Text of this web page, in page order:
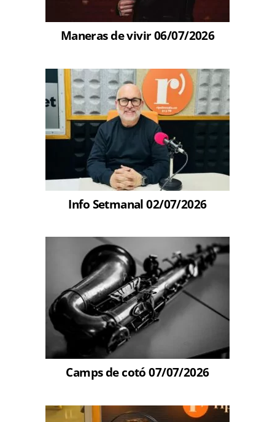
Maneras de vivir 06/07/2026
Info Setmanal 02/07/2026
Camps de cotó 07/07/2026